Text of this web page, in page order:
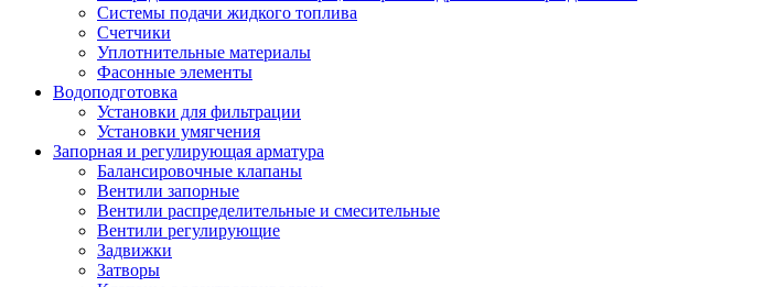
Системы подачи жидкого топлива
Счетчики
Уплотнительные материалы
Фасонные элементы
Водоподготовка
Установки для фильтрации
Установки умягчения
Запорная и регулирующая арматура
Балансировочные клапаны
Вентили запорные
Вентили распределительные и смесительные
Вентили регулирующие
Задвижки
Затворы